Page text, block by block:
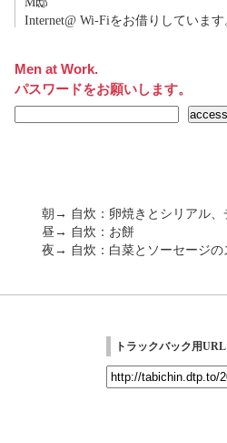
Internet@ Wi-Fiをお借りしています
Men at Work.
パスワードをお願いします。
朝→ 自炊：卵焼きとシリアル、
昼→ 自炊：お餅
夜→ 自炊：白菜とソーセージの
トラックバック用URL